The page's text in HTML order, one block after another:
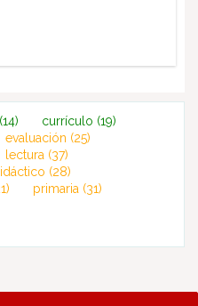
(14) currículo (19)
evaluación (25)
lectura (37)
(28)
primaria (31)